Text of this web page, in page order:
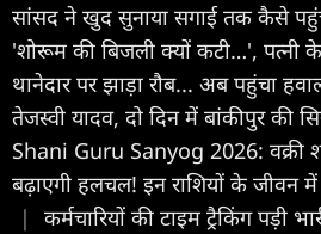
सांसद ने खुद सुनाया सगाई तक कैसे
'शोरूम की बिजली क्यों कटी…', पत्नी
थानेदार पर झाड़ा रौब... अब पहुंचा
तेजस्वी यादव, दो दिन में बांकीपुर की
Shani Guru Sanyog 2026: वक्री
बढ़ाएगी हलचल! इन राशियों के जीवन
|
कर्मचारियों की टाइम ट्रैकिंग पड़ी